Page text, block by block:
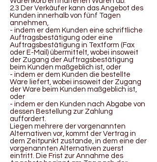
2.3 Der Verkäufer kann das Angebot des
Kunden innerhalb von fünf Tagen
annehmen,
- indem er dem Kunden eine schriftliche
Auftragsbestätigung oder eine
Auftragsbestätigung in Textform (Fax
oder E-Mail) übermittelt, wobei insoweit
der Zugang der Auftragsbestätigung
beim Kunden maßgeblich ist, oder
- indem er dem Kunden die bestellte
Ware liefert, wobei insoweit der Zugang
der Ware beim Kunden maßgeblich ist,
oder
- indem er den Kunden nach Abgabe von
dessen Bestellung zur Zahlung
auffordert.
Liegen mehrere der vorgenannten
Alternativen vor, kommt der Vertrag in
dem Zeitpunkt zustande, in dem eine der
vorgenannten Alternativen zuerst
eintritt. Die Frist zur Annahme des